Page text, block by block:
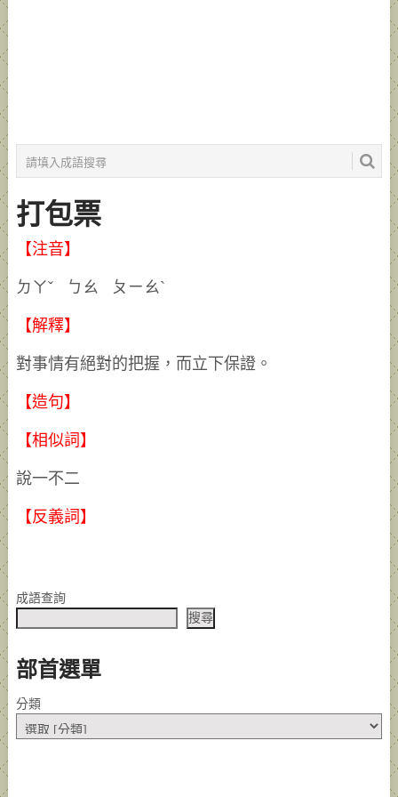
打包票
【注音】
ㄉㄚˇ ㄅㄠ ㄆㄧㄠˋ
【解釋】
對事情有絕對的把握，而立下保證。
【造句】
【相似詞】
說一不二
【反義詞】
成語查詢
搜尋
部首選單
分類